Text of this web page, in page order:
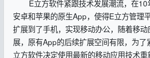
E立方软件紧跟技术发展潮流，在
安卓和苹果的原生App，使得E立方管理
扩展到了手机，实现移动办公，随着移
展，原有App的后续扩展空间有限，为了
立方软件决定使用最新的移动应用技术重